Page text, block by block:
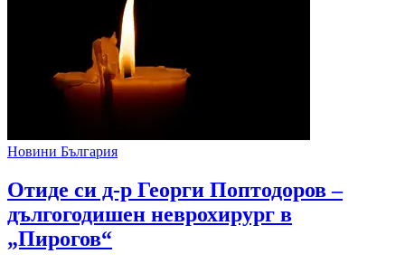
Новини България
Отиде си д-р Георги Поптодоров –
дългогодишен неврохирург в
„Пирогов“